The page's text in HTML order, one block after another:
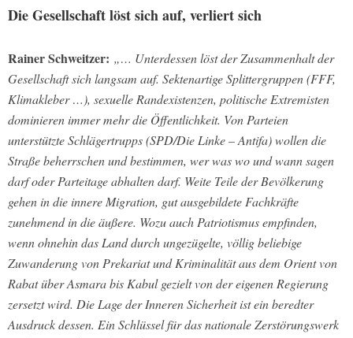
Die Gesellschaft löst sich auf, verliert sich
Rainer Schweitzer: „… Unterdessen löst der Zusammenhalt der
Gesellschaft sich langsam auf. Sektenartige Splittergruppen (FFF,
Klimakleber …), sexuelle Randexistenzen, politische Extremisten
dominieren immer mehr die Öffentlichkeit. Von Parteien
unterstützte Schlägertrupps (SPD/Die Linke – Antifa) wollen die
Straße beherrschen und bestimmen, wer was wo und wann sagen
darf oder Parteitage abhalten darf. Weite Teile der Bevölkerung
gehen in die innere Migration, gut ausgebildete Fachkräfte
zunehmend in die äußere. Wozu auch Patriotismus empfinden,
wenn ohnehin das Land durch ungezügelte, völlig beliebige
Zuwanderung von Prekariat und Kriminalität aus dem Orient von
Rabat über Asmara bis Kabul gezielt von der eigenen Regierung
zersetzt wird. Die Lage der Inneren Sicherheit ist ein beredter
Ausdruck dessen. Ein Schlüssel für das nationale Zerstörungswerk